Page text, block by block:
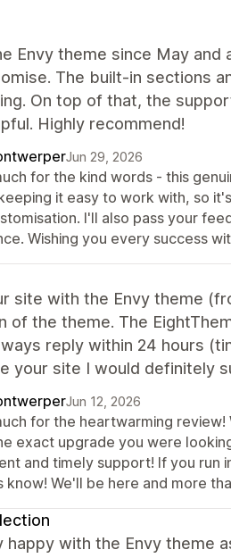
Envy theme since May
The built-in sections
On top of that, the
Highly recommend!
Jun 29, 2026
for the kind words - this
it easy to work with, so
I'll also pass your
Wishing you every success
site with the Envy theme
of the theme. The
reply within 24 hours
your site I would definitely
Jun 12, 2026
for the heartwarming
exact upgrade you were
and timely support! If you run
know! We'll be here and more
happy with the Envy theme